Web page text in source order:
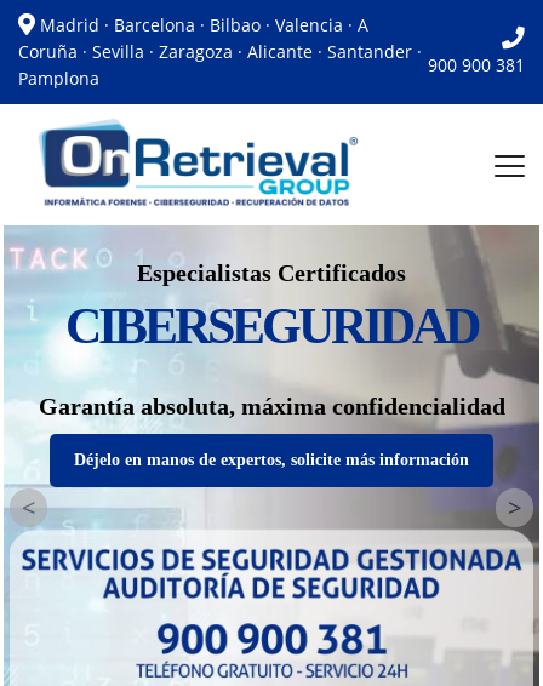
Madrid · Barcelona · Bilbao · Valencia · A
Coruña · Sevilla · Zaragoza · Alicante · Santander ·
Pamplona
900 900 381
Especialistas Certificados
CIBERSEGURIDAD
Garantía absoluta, máxima confidencialidad
Déjelo en manos de expertos, solicite más información
< >